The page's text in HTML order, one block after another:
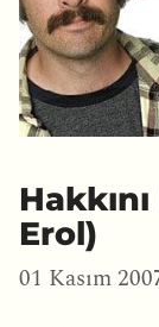
Erol)
01 Kasım